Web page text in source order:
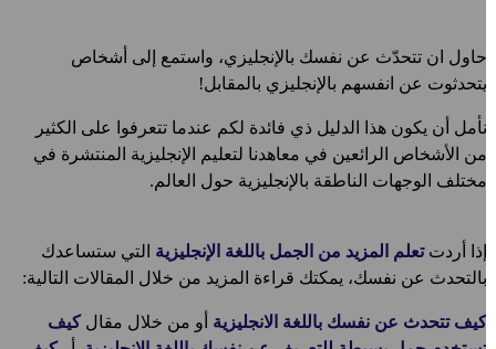
حاول ان تتحدّث عن نفسك بالإنجليزي، واستمع إلى أشخاص
يتحدثوت عن انفسهم بالإنجليزي بالمقابل!
نأمل أن يكون هذا الدليل ذي فائدة لكم عندما تتعرفوا على الكثير
من الأشخاص الرائعين في معاهدنا لتعليم الإنجليزية المنتشرة في
مختلف الوجهات الناطقة بالإنجليزية حول العالم.
إذا أردتتعلم المزيد من الجمل باللغة الإنجليزيةالتي ستساعدك
بالتحدث عن نفسك، يمكتك قراءة المزيد من خلال المقالات التالية:
كيف تتحدث عن نفسك باللغة الانجليزيةأو من خلال مقال كيف